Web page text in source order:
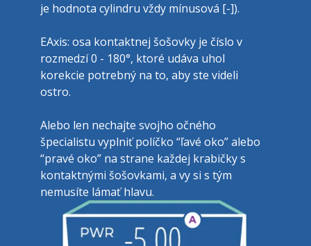
je hodnota cylindru vždy mínusová [-]).
EAxis: osa kontaktnej šošovky je číslo v
rozmedzí 0 - 180°, ktoré udáva uhol
korekcie potrebný na to, aby ste videli
ostro.
Alebo len nechajte svojho očného
špecialistu vyplniť políčko “ľavé oko” alebo
“pravé oko” na strane každej krabičky s
kontaktnými šošovkami, a vy si s tým
nemusíte lámať hlavu.